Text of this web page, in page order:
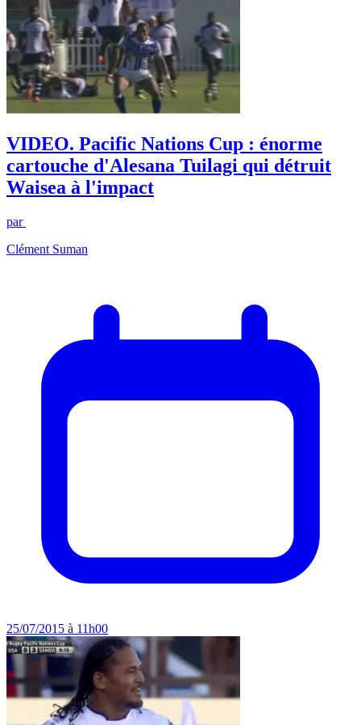
VIDEO. Pacific Nations Cup : énorme
cartouche d'Alesana Tuilagi qui détruit
Waisea à l'impact
par
Clément Suman
25/07/2015 à 11h00